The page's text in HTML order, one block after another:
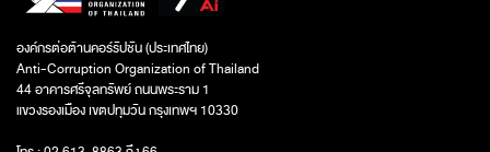
องค์กรต่อต้านคอร์รัปชัน (ประเทศไทย)
Anti-Corruption Organization of Thailand
44 อาคารศรีจุลทรัพย์ ถนนพระราม 1
แขวงรองเมือง เขตปทุมวัน กรุงเทพฯ 10330